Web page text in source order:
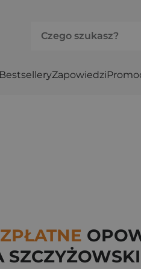
BestselleryZapowiedzi